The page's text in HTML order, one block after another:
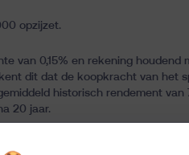
opzijzet.
van 0,15% en rekening
dit dat de koopkracht van het
historisch rendement
20 jaar.
lange termijn doorgaans een